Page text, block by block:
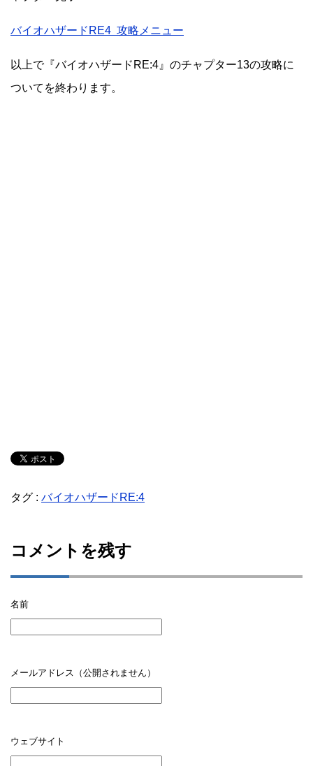
バイオハザードRE4 攻略メニュー
以上で『バイオハザードRE:4』のチャプター13の攻略に
ついてを終わります。
タグ : バイオハザードRE:4
コメントを残す
名前
メールアドレス（公開されません）
ウェブサイト